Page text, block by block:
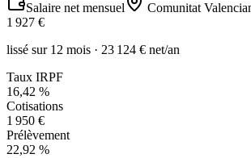
Salaire net mensuel
Comunitat
1 927 €
lissé sur 12 mois · 23 124 € net/an
Taux IRPF
16,42 %
Cotisations
1 950 €
Prélèvement
22,92 %